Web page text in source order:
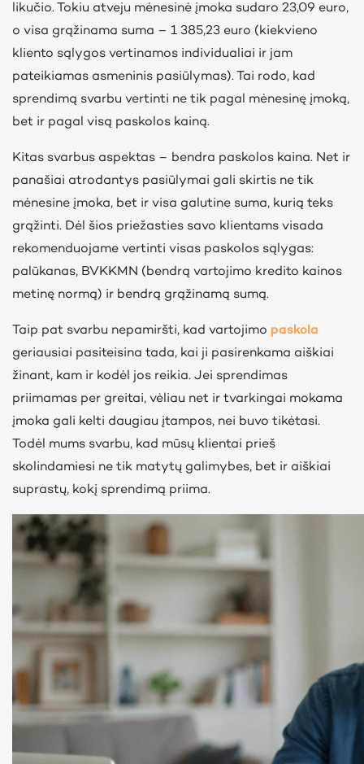
likučio. Tokiu atveju mėnesinė įmoka sudaro 23,09 euro,
o visa grąžinama suma – 1 385,23 euro (kiekvieno
kliento sąlygos vertinamos individualiai ir jam
pateikiamas asmeninis pasiūlymas). Tai rodo, kad
sprendimą svarbu vertinti ne tik pagal mėnesinę įmoką,
bet ir pagal visą paskolos kainą.
Kitas svarbus aspektas – bendra paskolos kaina. Net ir
panašiai atrodantys pasiūlymai gali skirtis ne tik
mėnesine įmoka, bet ir visa galutine suma, kurią teks
grąžinti. Dėl šios priežasties savo klientams visada
rekomenduojame vertinti visas paskolos sąlygas:
palūkanas, BVKKMN (bendrą vartojimo kredito kainos
metinę normą) ir bendrą grąžinamą sumą.
Taip pat svarbu nepamiršti, kad vartojimo paskola
geriausiai pasiteisina tada, kai ji pasirenkama aiškiai
žinant, kam ir kodėl jos reikia. Jei sprendimas
priimamas per greitai, vėliau net ir tvarkingai mokama
įmoka gali kelti daugiau įtampos, nei buvo tikėtasi.
Todėl mums svarbu, kad mūsų klientai prieš
skolindamiesi ne tik matytų galimybes, bet ir aiškiai
suprastų, kokį sprendimą priima.